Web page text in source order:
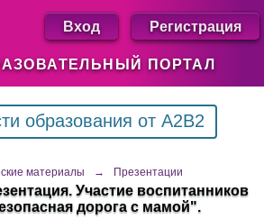
ПОРТАЛ
Вход Регистрация
образования от A2B2
материалы → Презентации
Участие воспитанников
дорога с мамой".